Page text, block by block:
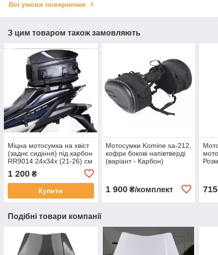
Всі умови повернення
З цим товаром також замовляють
Міцна мотосумка на хвіст
(заднє сидіння) під карбон
RR9014 24х34х (21-26) см
1 200 ₴
Купити
Мотосумки Komine sa-212,
кофри бокові напівтверді
(варіант - Карбон)
1 900₴/комплект 715
Подібні товари компанії